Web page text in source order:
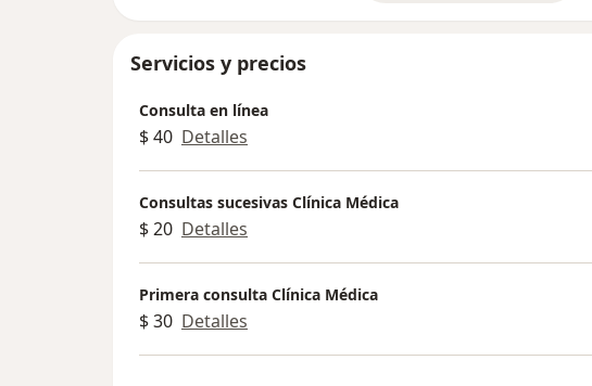
Servicios y precios
Consulta en línea
$ 40 Detalles
Consultas sucesivas Clínica Médica
$ 20 Detalles
Primera consulta Clínica Médica
$ 30 Detalles